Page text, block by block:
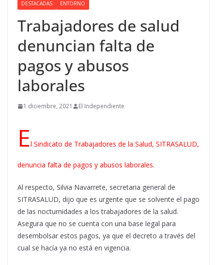
DESTACADAS ENTORNO
Trabajadores de salud
denuncian falta de
pagos y abusos
laborales
1 diciembre, 2021 El Independiente
El Sindicato de Trabajadores de la Salud, SITRASALUD,
denuncia falta de pagos y abusos laborales.
Al respecto, Silvia Navarrete, secretaria general de
SITRASALUD, dijo que es urgente que se solvente el pago
de las nocturnidades a los trabajadores de la salud.
Asegura que no se cuenta con una base legal para
desembolsar estos pagos, ya que el decreto a través del
cual se hacía ya no está en vigencia.